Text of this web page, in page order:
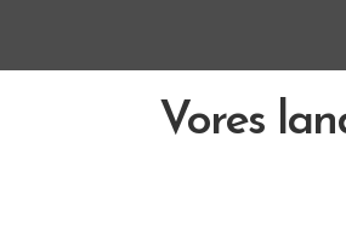
Vores